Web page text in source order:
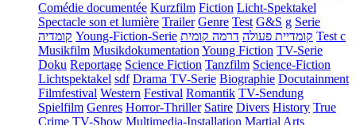
Comédie documentée Kurzfilm Fiction Licht-Spektakel
Spectacle son et lumière Trailer Genre Test G&S g Serie
קומדיה Young-Fiction-Serie קומדיית פעולה דרמה קומית
Test c
Musikfilm MusikdokumentationYoung Fiction TV-Serie
Doku Reportage Science Fiction Tanzfilm Science-Fiction
Lichtspektakel sdf Drama TV-Serie Biographie Docutainment
Filmfestival Western Festival Romantik TV-Sendung
Spielfilm Genres Horror-Thriller Satire Divers History True
Crime TV-Show Multimedia-Installation Martial Arts